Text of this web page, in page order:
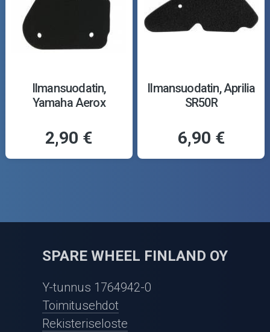
Ilmansuodatin,
Yamaha Aerox
2,90 €
Ilmansuodatin, Aprilia
SR50R
6,90 €
SPARE WHEEL FINLAND OY
Y-tunnus 1764942-0
Toimitusehdot
Rekisteriseloste